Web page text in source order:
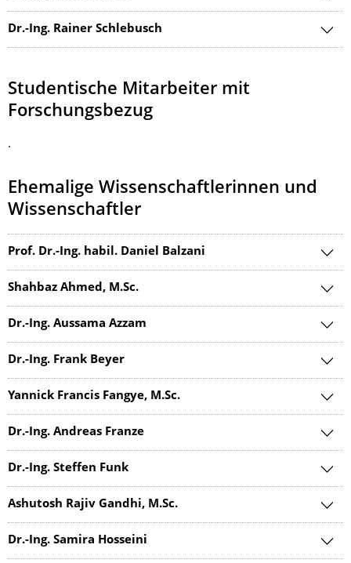
Dr.-Ing. Rainer Schlebusch
Studentische Mitarbeiter mit
Forschungsbezug
.
Ehemalige Wissenschaftlerinnen und
Wissenschaftler
Prof. Dr.-Ing. habil. Daniel Balzani
Shahbaz Ahmed, M.Sc.
Dr.-Ing. Aussama Azzam
Dr.-Ing. Frank Beyer
Yannick Francis Fangye, M.Sc.
Dr.-Ing. Andreas Franze
Dr.-Ing. Steffen Funk
Ashutosh Rajiv Gandhi, M.Sc.
Dr.-Ing. Samira Hosseini